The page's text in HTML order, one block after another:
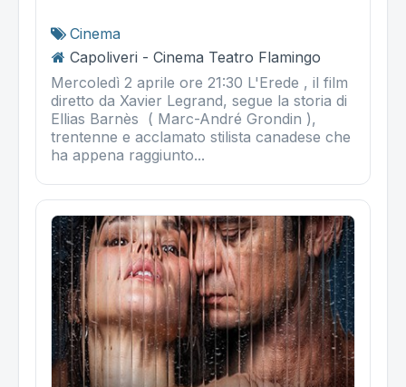
Cinema
Capoliveri - Cinema Teatro Flamingo
Mercoledì 2 aprile ore 21:30 L'Erede , il film
diretto da Xavier Legrand, segue la storia di
Ellias Barnès ( Marc-André Grondin ),
trentenne e acclamato stilista canadese che
ha appena raggiunto...